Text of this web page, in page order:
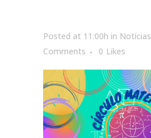
Posted at 11:00h in Notícias
Comments
0 Likes